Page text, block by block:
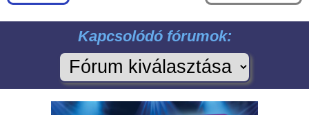
Kapcsolódó fórumok: